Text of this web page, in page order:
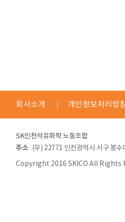
회사소개 개인정보처리방침
SK인천석유화학 노동조합
주소 (우) 22771 인천광역시 서구 봉
Copyright 2016 SKICO All Rights